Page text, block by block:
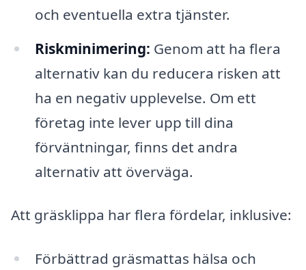
och eventuella extra tjänster.
Riskminimering: Genom att ha flera
alternativ kan du reducera risken att
ha en negativ upplevelse. Om ett
företag inte lever upp till dina
förväntningar, finns det andra
alternativ att överväga.
Att gräsklippa har flera fördelar, inklusive:
Förbättrad gräsmattas hälsa och